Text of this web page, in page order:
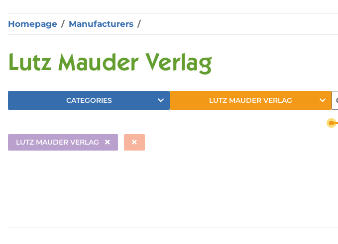
Homepage Manufacturers
Lutz Mauder Verlag
CATEGORIES LUTZ MAUDER VERLAG
LUTZ MAUDER VERLAG